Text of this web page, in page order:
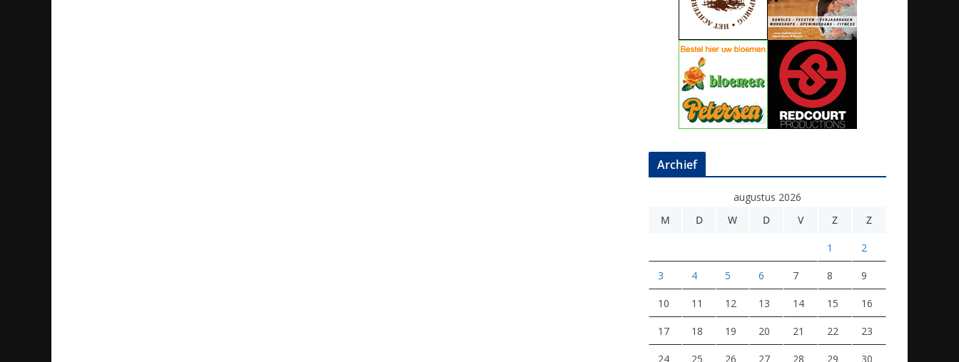
Archief
augustus 2026
M
D W D V Z Z
1 2
3 4 5 6 7 8 9
10 11 12 13 14 15 16
17 18 19 20 21 22 23
24 25 26 27 28 29 30